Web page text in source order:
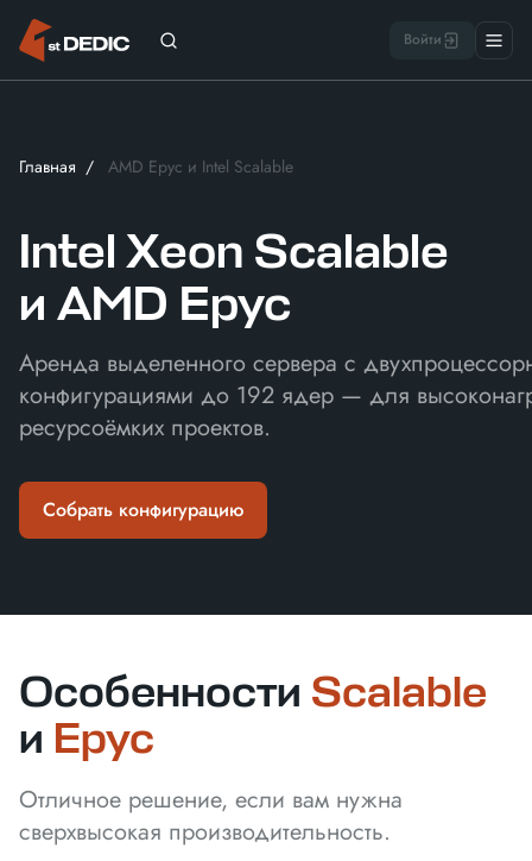
Войти
Главная AMD Epyc и Intel Scalable
Intel Xeon Scalable
и AMD Epyc
Аренда выделенного сервера с
конфигурациями до 192 ядер — для
ресурсоёмких проектов.
Собрать конфигурацию
Особенности Scalable
и Epyc
Отличное решение, если вам нужна
сверхвысокая производительность.